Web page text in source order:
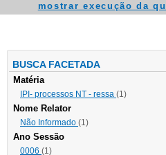
mostrar execução da
BUSCA FACETADA
Matéria
IPI- processos NT - ressa (1)
Nome Relator
Não Informado (1)
Ano Sessão
0006 (1)